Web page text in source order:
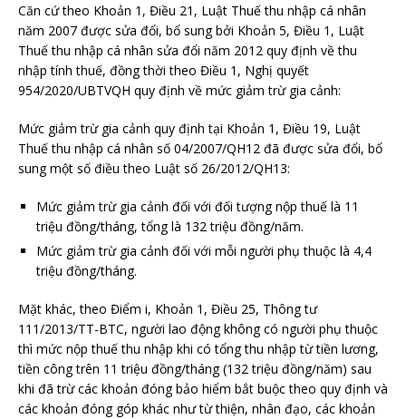
Căn cứ theo Khoản 1, Điều 21, Luật Thuế thu nhập cá nhân
năm 2007 được sửa đổi, bổ sung bởi Khoản 5, Điều 1, Luật
Thuế thu nhập cá nhân sửa đổi năm 2012 quy định về thu
nhập tính thuế, đồng thời theo Điều 1, Nghị quyết
954/2020/UBTVQH quy định về mức giảm trừ gia cảnh:
Mức giảm trừ gia cảnh quy định tại Khoản 1, Điều 19, Luật
Thuế thu nhập cá nhân số 04/2007/QH12 đã được sửa đổi, bổ
sung một số điều theo Luật số 26/2012/QH13:
Mức giảm trừ gia cảnh đối với đối tượng nộp thuế là 11
triệu đồng/tháng, tổng là 132 triệu đồng/năm.
Mức giảm trừ gia cảnh đối với mỗi người phụ thuộc là 4,4
triệu đồng/tháng.
Mặt khác, theo Điểm i, Khoản 1, Điều 25, Thông tư
111/2013/TT-BTC, người lao động không có người phụ thuộc
thì mức nộp thuế thu nhập khi có tổng thu nhập từ tiền lương,
tiền công trên 11 triệu đồng/tháng (132 triệu đồng/năm) sau
khi đã trừ các khoản đóng bảo hiểm bắt buộc theo quy định và
các khoản đóng góp khác như từ thiện, nhân đạo, các khoản